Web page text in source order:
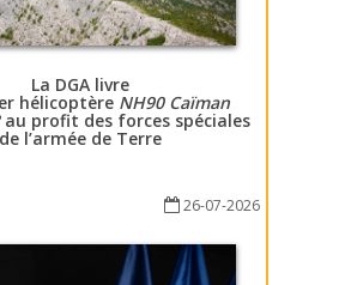
La DGA livre
hélicoptère NH90 Caïman
au profit des forces spéciales
de l’armée de Terre
26-07-2026